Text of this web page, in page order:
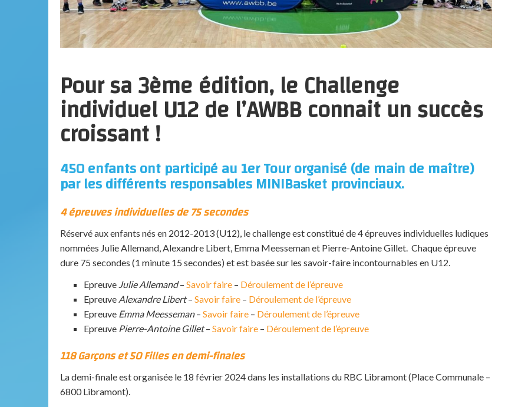
Pour sa 3ème édition, le Challenge
individuel U12 de l’AWBB connait un succès
croissant !
450 enfants ont participé au 1er Tour organisé (de main de maître)
par les différents responsables MINIBasket provinciaux.
4 épreuves individuelles de 75 secondes
Réservé aux enfants nés en 2012-2013 (U12), le challenge est constitué de 4 épreuves individuelles ludiques
nommées Julie Allemand, Alexandre Libert, Emma Meesseman et Pierre-Antoine Gillet. Chaque épreuve
dure 75 secondes (1 minute 15 secondes) et est basée sur les savoir-faire incontournables en U12.
Epreuve Julie Allemand– Savoir faire – Déroulement de l’épreuve
Epreuve Alexandre Libert– Savoir faire – Déroulement de l’épreuve
Epreuve Emma Meesseman– Savoir faire – Déroulement de l’épreuve
Epreuve Pierre-Antoine Gillet– Savoir faire – Déroulement de l’épreuve
118 Garçons et 50 Filles en demi-finales
La demi-finale est organisée le 18 février 2024 dans les installations du RBC Libramont (Place Communale –
6800 Libramont).